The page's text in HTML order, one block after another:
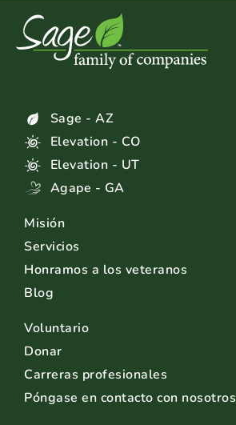
Sage - AZ
Elevation - CO
Elevation - UT
Agape - GA
Misión
Servicios
Honramos a los veteranos
Blog
Voluntario
Donar
Carreras profesionales
Póngase en contacto con nosotros